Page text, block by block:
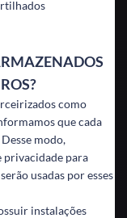
como
que cada
modo,
privacidade para
usadas por esses
instalações